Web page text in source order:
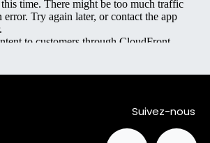
Suivez-nous